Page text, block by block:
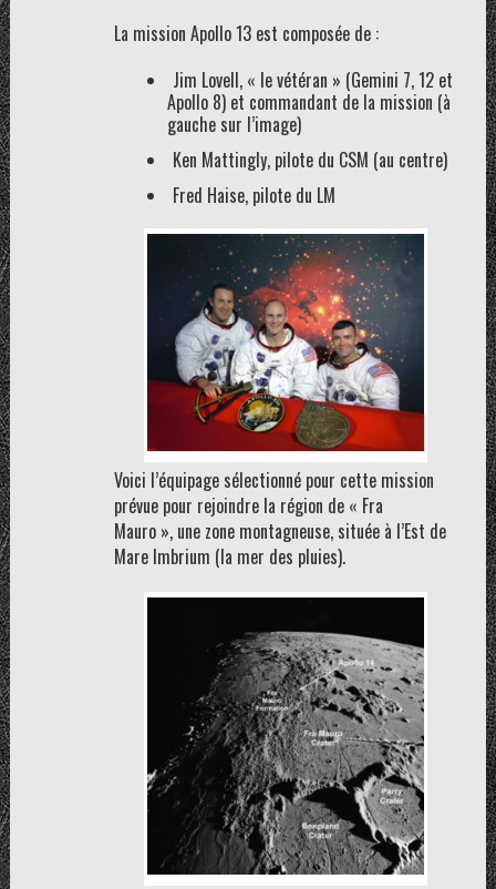
La mission Apollo 13 est composée de :
Jim Lovell, « le vétéran » (Gemini 7, 12 et
Apollo 8) et commandant de la mission (à
gauche sur l’image)
Ken Mattingly, pilote du CSM (au centre)
Fred Haise, pilote du LM
Voici l’équipage sélectionné pour cette mission
prévue pour rejoindre la région de « Fra
Mauro », une zone montagneuse, située à l’Est de
Mare Imbrium (la mer des pluies).